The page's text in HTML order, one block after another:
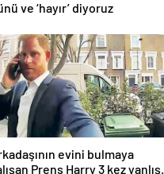
ve ‘hayır’ diyoruz
evini bulmaya
Prens Harry 3 kez yanlış